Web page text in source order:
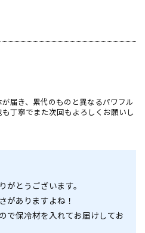
届き、累代のものと異なるパワフル
丁寧でまた次回もよろしくお願いし
がとうございます。
がありますよね！
で保冷材を入れてお届けしてお